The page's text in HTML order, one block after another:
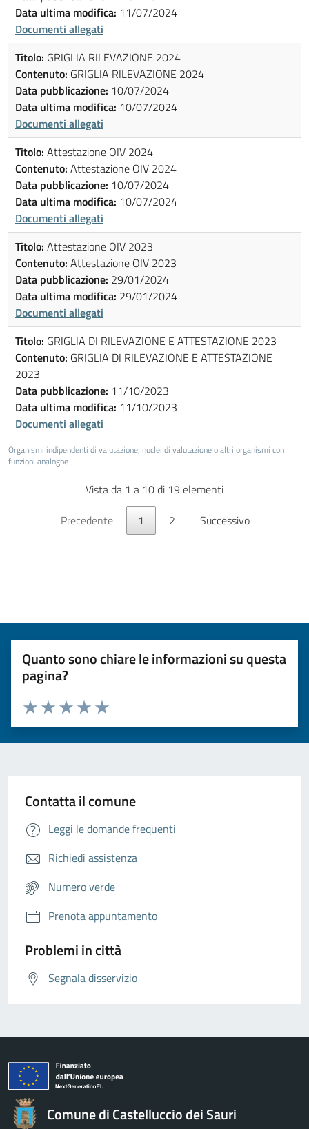
Organismi indipendenti di valutazione, nuclei di valutazione o altri organismi con
funzioni analoghe
Data ultima modifica: 11/07/2024
Documenti allegati
Titolo: GRIGLIA RILEVAZIONE 2024
Contenuto: GRIGLIA RILEVAZIONE 2024
Data pubblicazione: 10/07/2024
Data ultima modifica: 10/07/2024
Documenti allegati
Titolo: Attestazione OIV 2024
Contenuto: Attestazione OIV 2024
Data pubblicazione: 10/07/2024
Data ultima modifica: 10/07/2024
Documenti allegati
Titolo: Attestazione OIV 2023
Contenuto: Attestazione OIV 2023
Data pubblicazione: 29/01/2024
Data ultima modifica: 29/01/2024
Documenti allegati
Titolo: GRIGLIA DI RILEVAZIONE E ATTESTAZIONE 2023
Contenuto: GRIGLIA DI RILEVAZIONE E ATTESTAZIONE
2023
Data pubblicazione: 11/10/2023
Data ultima modifica: 11/10/2023
Documenti allegati
Vista da 1 a 10 di 19 elementi
Precedente
1 2 Successivo
Quanto sono chiare le informazioni su questa
pagina?
Valuta da 1 a 5 stelle la pagina
Valuta 5 stelle su 5
Valuta 4 stelle su 5
Valuta 3 stelle su 5
Valuta 2 stelle su 5
Valuta 1 stelle su 5
Contatta il comune
Leggi le domande frequenti
Richiedi assistenza
Numero verde
Prenota appuntamento
Problemi in città
Segnala disservizio
Comune di Castelluccio dei Sauri